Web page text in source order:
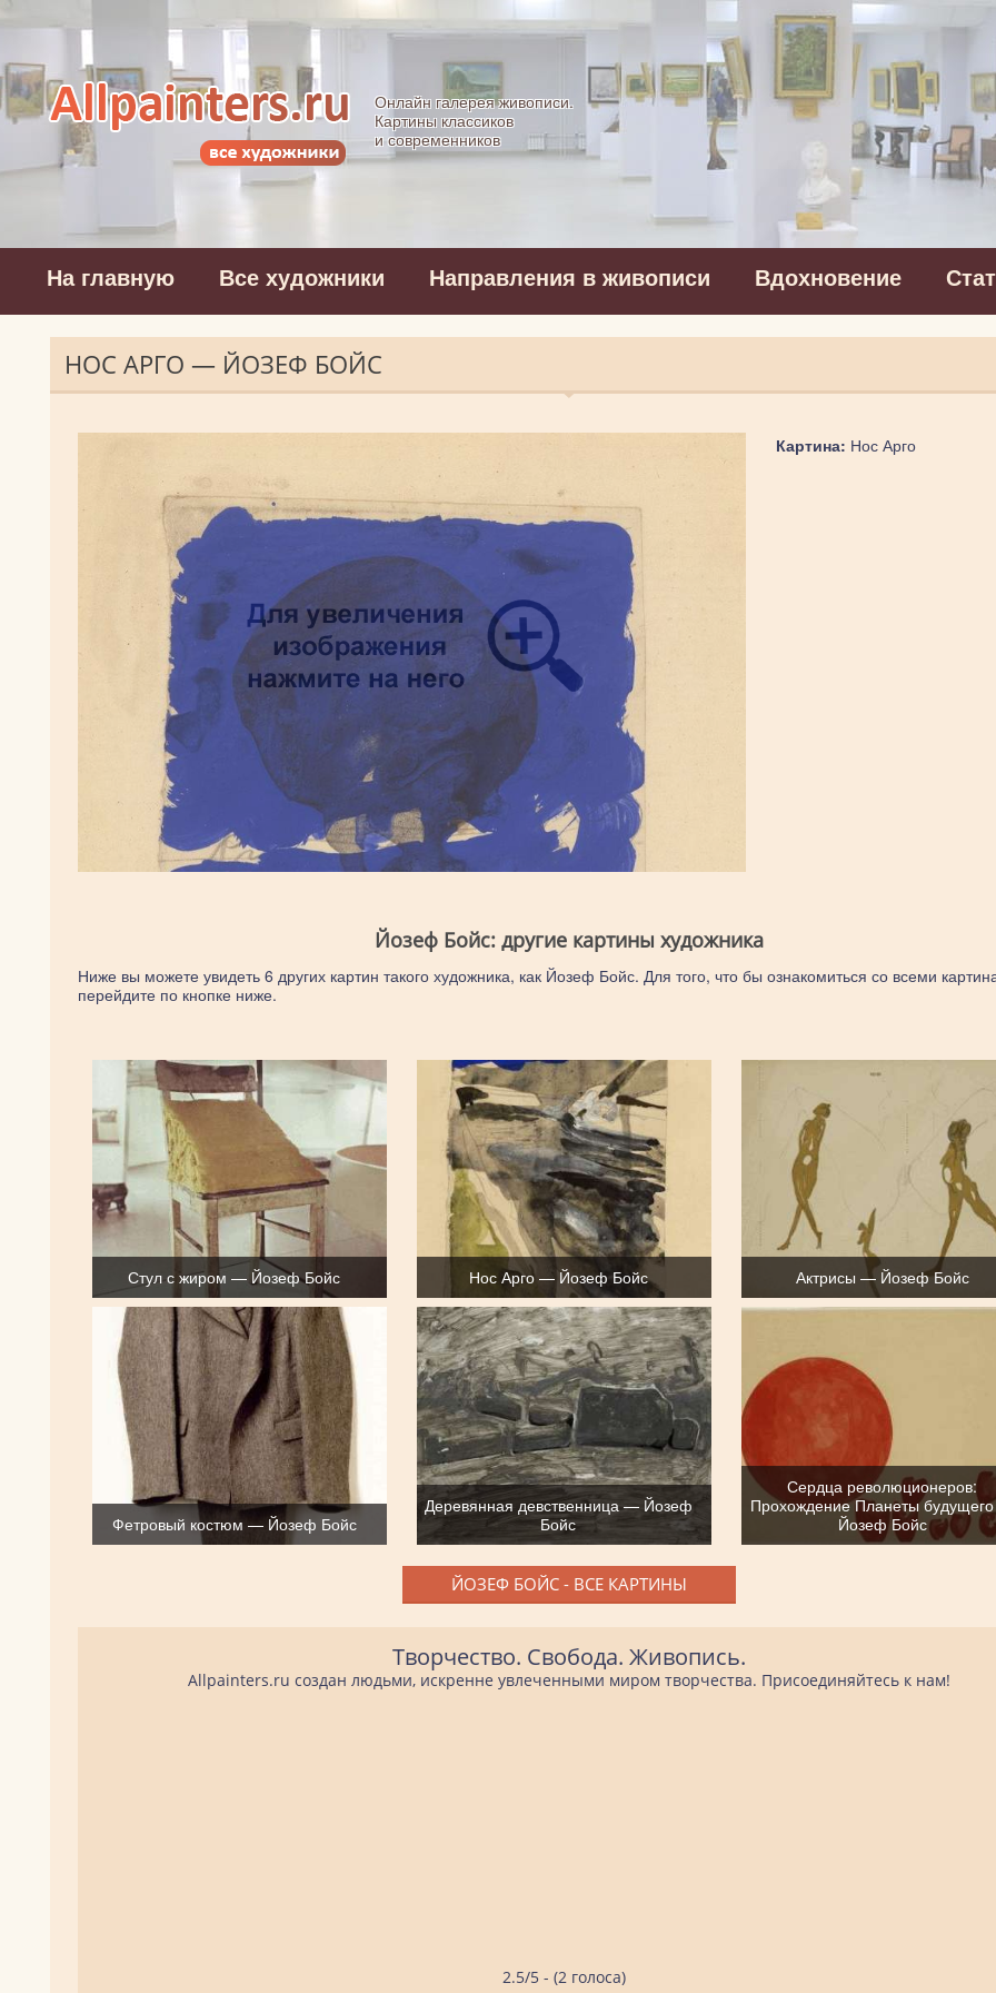
Allpainters.ru - картинная галерея
Онлайн галерея живописи.
Картины классиков
и современников
На главную Все художники Направления в живописи Вдохновение
НОС АРГО — ЙОЗЕФ БОЙС
Картина: Нос Арго
Йозеф Бойс: другие картины художника
Ниже вы можете увидеть 6 других картин такого художника, как Йозеф Бойс. Для того, что бы ознакомиться со всеми
перейдите по кнопке ниже.
Стул с жиром — Йозеф Бойс Нос Арго — Йозеф Бойс Актрисы — Йозеф Бойс
Фетровый костюм — Йозеф Бойс
Деревянная девственница — Йозеф
Бойс
Сердца революционеров:
Прохождение Планеты
Йозеф Бойс
ЙОЗЕФ БОЙС - ВСЕ КАРТИНЫ
Творчество. Свобода. Живопись.
Allpainters.ru создан людьми, искренне увлеченными миром творчества. Присоединяйтесь к нам!
2.5/5 - (2 голоса)